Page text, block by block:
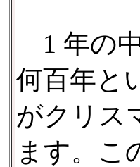
1 年の
何百年と
がクリス
ます。こ